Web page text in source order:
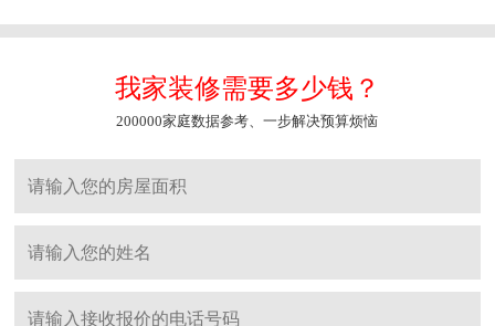
我家装修需要多少钱？
200000家庭数据参考、一步解决预算烦恼